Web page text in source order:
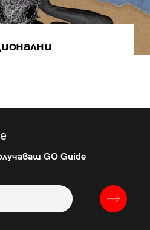
GO Guide